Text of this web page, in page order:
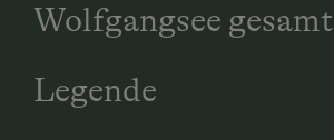
Wolfgangsee gesamt
Legende